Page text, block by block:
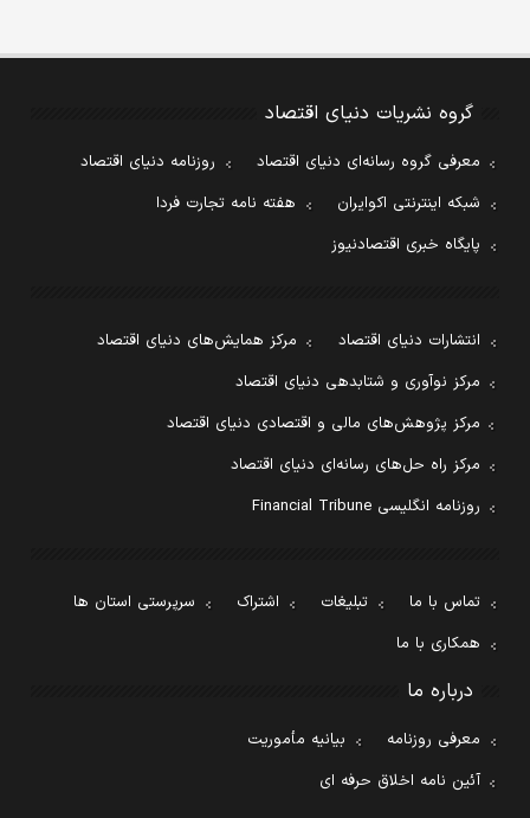
گروه نشریات دنیای اقتصاد
معرفی گروه رسانه‌ای دنیای اقتصاد
روزنامه دنیای اقتصاد
شبکه اینترنتی اکوایران
هفته نامه تجارت فردا
پایگاه خبری اقتصادنیوز
انتشارات دنیای اقتصاد
مرکز همایش‌های دنیای اقتصاد
مرکز نوآوری و شتابدهی دنیای اقتصاد
مرکز پژوهش‌های مالی و اقتصادی دنیای اقتصاد
مرکز راه حل‌های رسانه‌ای دنیای اقتصاد
روزنامه انگلیسی Financial Tribune
تماس با ما تبلیغات اشتراک
سرپرستی استان ها
همکاری با ما
درباره ما
معرفی روزنامه
بیانیه مأموریت
آئین نامه اخلاق حرفه ای